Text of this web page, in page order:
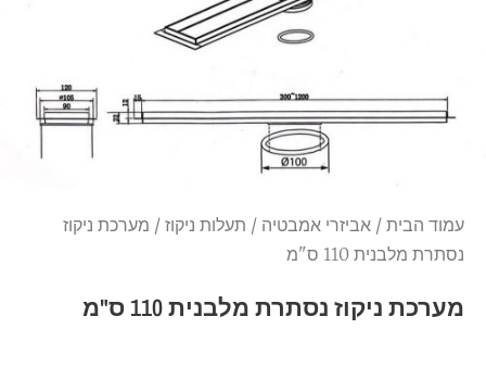
עמוד הבית / אביזרי אמבטיה / תעלות ניקוז / מערכת ניקוז
נסתרת מלבנית 110 ס"מ
מערכת ניקוז נסתרת מלבנית 110 ס"מ